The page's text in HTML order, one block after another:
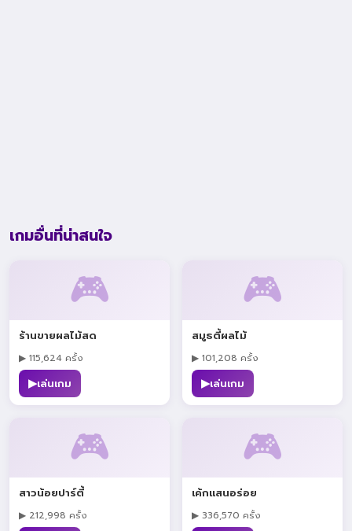
เกมอื่นที่น่าสนใจ
🎮
ร้านขายผลไม้สด
▶ 115,624 ครั้ง
▶เล่นเกม
🎮
สมูธตี้ผลไม้
▶ 101,208 ครั้ง
▶เล่นเกม
🎮
สาวน้อยปาร์ตี้
▶ 212,998 ครั้ง
🎮
เค้กแสนอร่อย
▶ 336,570 ครั้ง